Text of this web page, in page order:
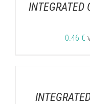
INTEGRATED
0.46 €